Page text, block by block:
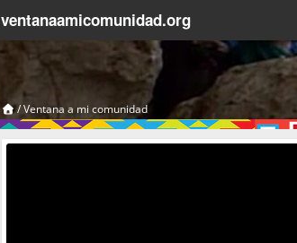
ventanaamicomunidad.org
/Ventana a mi comunidad